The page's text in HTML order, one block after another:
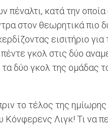
κατά την
στον θεωρητικά πιο
εισιτήριο για
γκολ στις δύο
δύο γκολ της ομάδας
το τέλος της
Λιγκ! Τι να